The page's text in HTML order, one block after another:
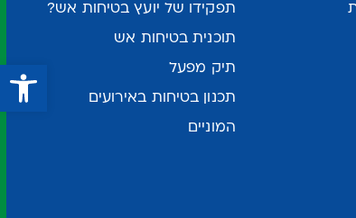
תפקידו של יועץ בטיחות אש?
תוכנית בטיחות אש
תיק מפעל
תכנון בטיחות באירועים
המוניים
פתח סרגל נגישות